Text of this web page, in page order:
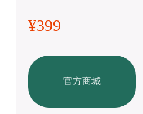
¥399
官方商城